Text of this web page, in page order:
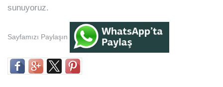
sunuyoruz.
Sayfamızı Paylaşın